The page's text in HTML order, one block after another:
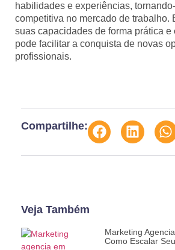
habilidades e experiências,
competitiva no mercado de trabalho.
suas capacidades de forma prática e
pode facilitar a conquista de novas
profissionais.
Compartilhe:
Veja Também
Marketing
Como Escalar